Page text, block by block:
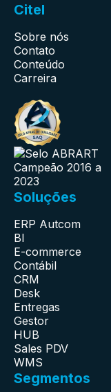
Citel
Sobre nós
Contato
Conteúdo
Carreira
Soluções
ERP Autcom
BI
E-commerce
Contábil
CRM
Desk
Entregas
Gestor
HUB
Sales PDV
WMS
Segmentos